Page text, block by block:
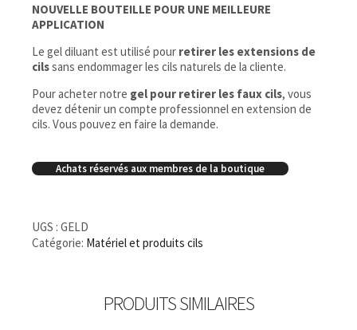
NOUVELLE BOUTEILLE POUR UNE MEILLEURE
APPLICATION
Le gel diluant est utilisé pour retirer les extensions de
cilssans endommager les cils naturels de la cliente.
Pour acheter notre gel pour retirer les faux cils, vous
devez détenir un compte professionnel en extension de
cils. Vous pouvez en faire la demande.
Achats réservés aux membres de la boutique
UGS : GELD
Catégorie: Matériel et produits cils
PRODUITS SIMILAIRES